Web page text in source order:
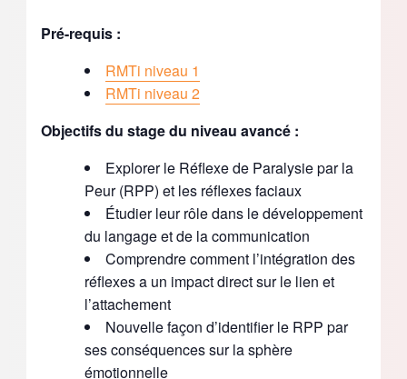
Pré-requis :
RMTi niveau 1
RMTi niveau 2
Objectifs du stage du niveau avancé :
Explorer le Réflexe de Paralysie par la
Peur (RPP) et les réflexes faciaux
Étudier leur rôle dans le développement
du langage et de la communication
Comprendre comment l’intégration des
réflexes a un impact direct sur le lien et
l’attachement
Nouvelle façon d’identifier le RPP par
ses conséquences sur la sphère
émotionnelle